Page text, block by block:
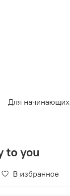
Для начинающих
to you
В избранное